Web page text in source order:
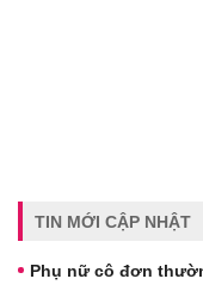
TIN MỚI CẬP NHẬT
Phụ nữ cô đơn